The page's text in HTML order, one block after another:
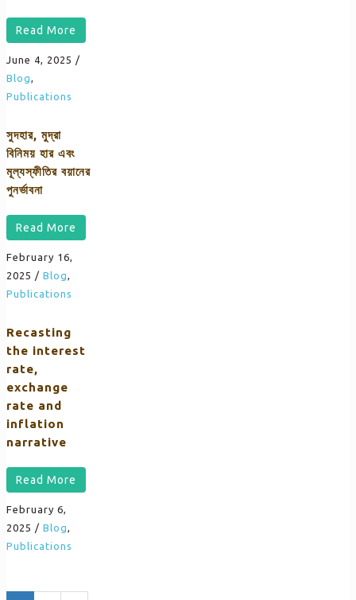
Read More
June 4, 2025 /
Blog,
Publications
সুদহার, মুদ্রা
বিনিময় হার এবং
মূল্যস্ফীতির বয়ানের
পুনর্ভাবনা
Read More
February 16,
2025 / Blog,
Publications
Recasting
the interest
rate,
exchange
rate and
inflation
narrative
Read More
February 6,
2025 / Blog,
Publications